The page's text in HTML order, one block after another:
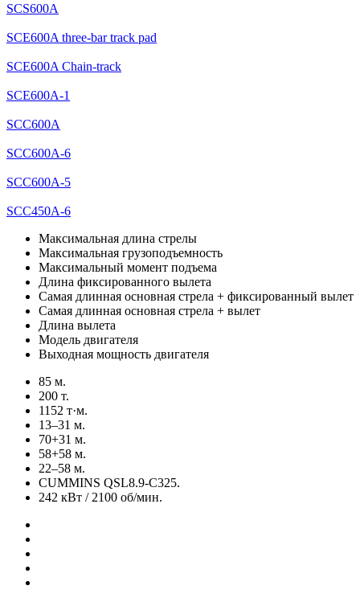
SCS600A
SCE600A three-bar track pad
SCE600A Chain-track
SCE600A-1
SCC600A
SCC600A-6
SCC600A-5
SCC450A-6
Максимальная длина стрелы
Максимальная грузоподъемность
Максимальный момент подъема
Длина фиксированного вылета
Самая длинная основная стрела + фиксированный вылет
Самая длинная основная стрела + вылет
Длина вылета
Модель двигателя
Выходная мощность двигателя
85 м.
200 т.
1152 т·м.
13–31 м.
70+31 м.
58+58 м.
22–58 м.
CUMMINS QSL8.9-C325.
242 кВт / 2100 об/мин.